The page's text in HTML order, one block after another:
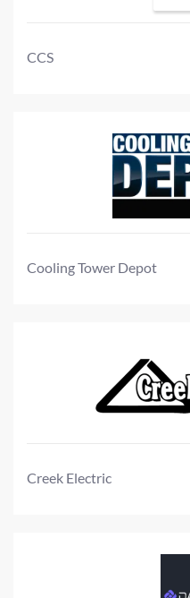
CCS
Cooling Tower Depot
Creek Electric